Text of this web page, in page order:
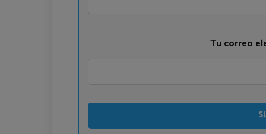
Tu correo